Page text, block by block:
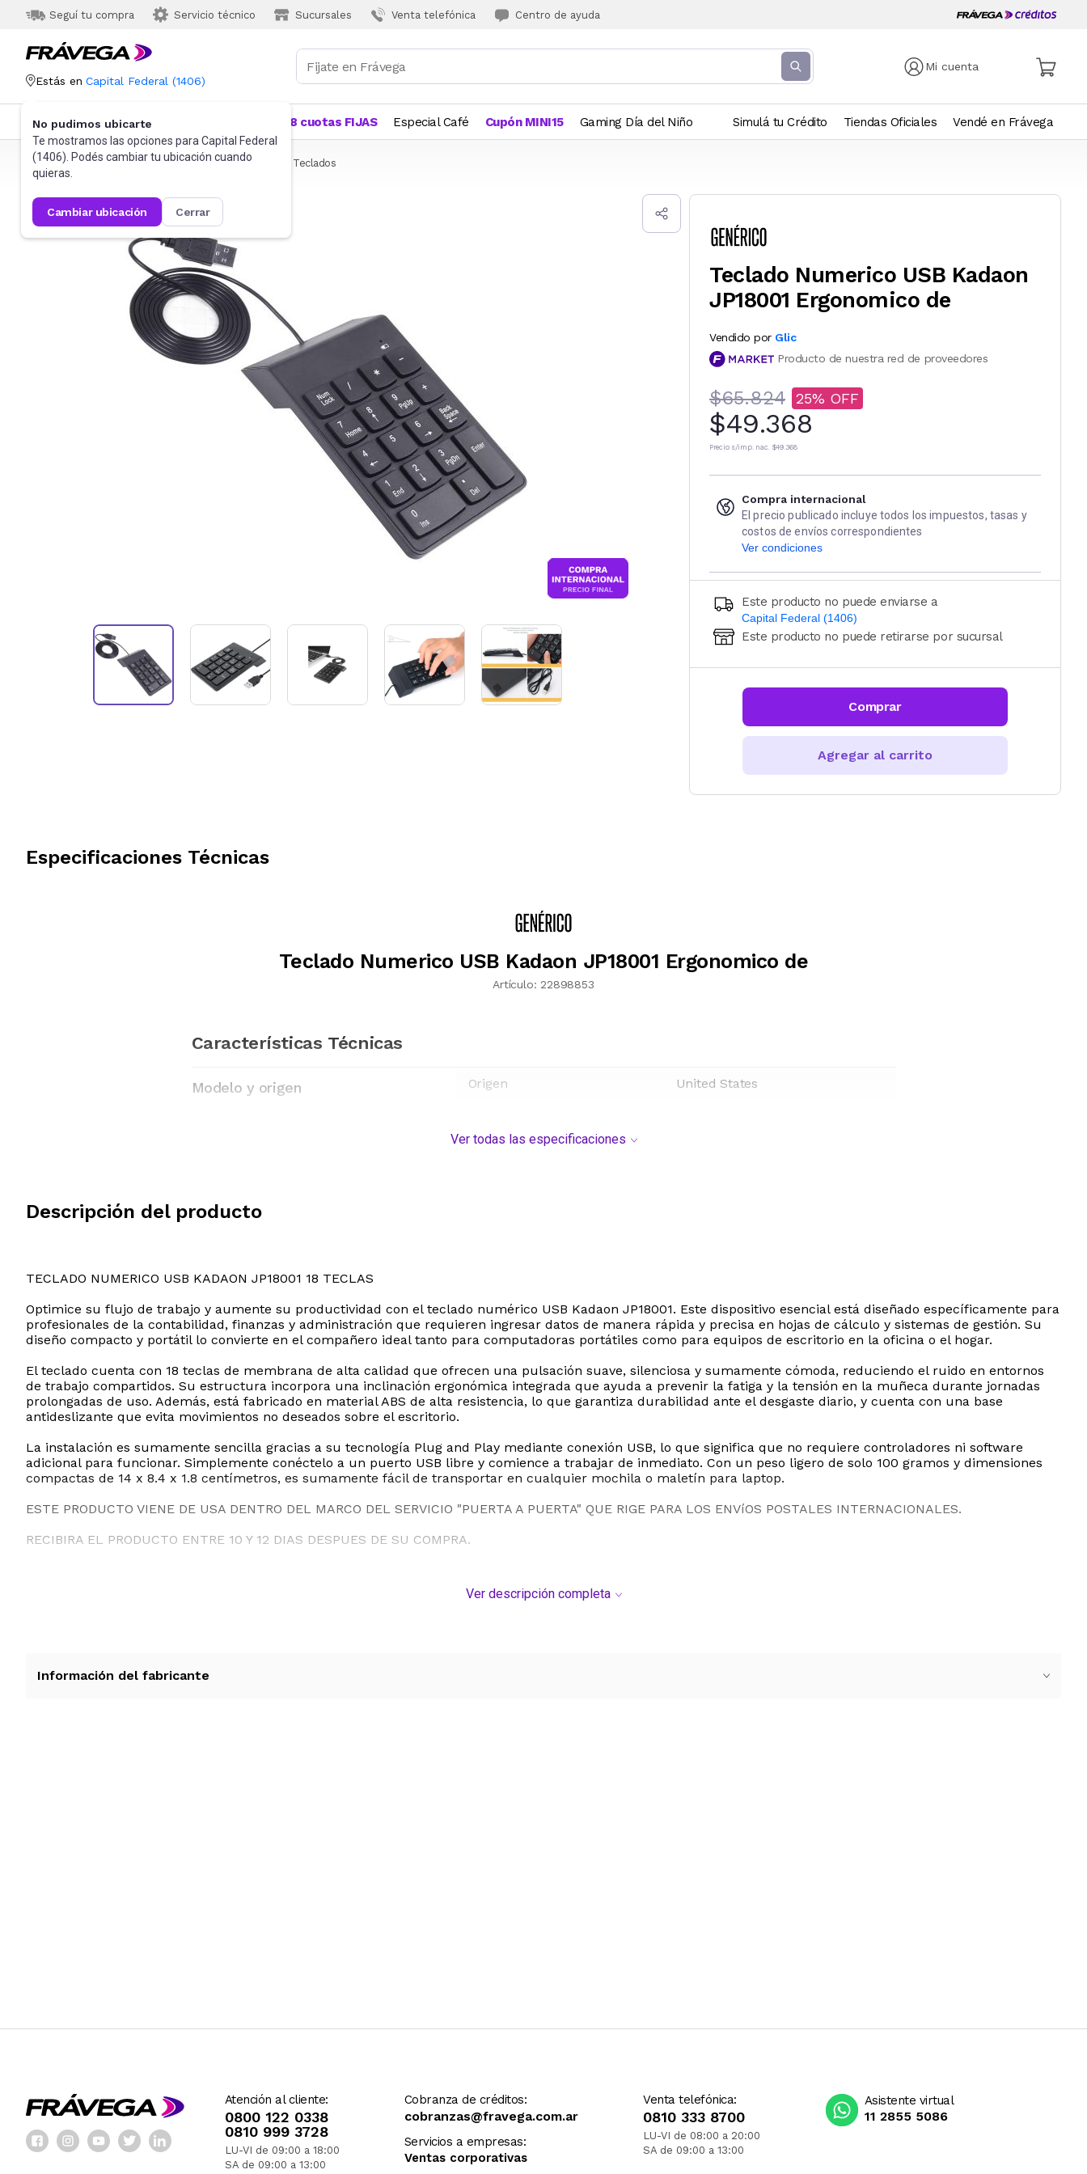
Seguí tu compra Servicio técnico Sucursales Venta telefónica Centro de ayuda
Mi cuenta
Estás en Capital Federal (1406)
No pudimos ubicarte
Te mostramos las opciones para Capital Federal
(1406). Podés cambiar tu ubicación cuando
quieras.
cambiar ubicación cerrar
Categorías Más Vendidos 18 cuotas FIJAS Especial Café Cupón MINI15 Gaming Día del Niño Simulá tu Crédito Tiendas Oficiales Vendé en Frávega
Frávega Informática Accesorios de Informática Teclados
Teclado Numerico USB Kadaon
JP18001 Ergonomico de
Vendido por Glic
Producto de nuestra red de proveedores
$65.824 25
$49.368
Precio s/imp. nac. $49.368
Compra internacional
El precio publicado incluye todos los impuestos, tasas y
costos de envíos correspondientes
Ver condiciones
Este producto no puede enviarse a
Capital Federal (1406)
Ingresá código postal (sólo números)
CALCULAR
Este producto no puede retirarse por sucursal
Comprar
Agregar al carrito
Especificaciones Técnicas
Teclado Numerico USB Kadaon JP18001 Ergonomico de
Artículo: 22898853
Características Técnicas
Modelo y origen Origen United States
Ver todas las especificaciones
Descripción del producto
TECLADO NUMERICO USB KADAON JP18001 18 TECLAS
Optimice su flujo de trabajo y aumente su productividad con el teclado numérico USB Kadaon JP18001. Este dispositivo esencial está diseñado específicamente para
profesionales de la contabilidad, finanzas y administración que requieren ingresar datos de manera rápida y precisa en hojas de cálculo y sistemas de gestión. Su
diseño compacto y portátil lo convierte en el compañero ideal tanto para computadoras portátiles como para equipos de escritorio en la oficina o el hogar.
El teclado cuenta con 18 teclas de membrana de alta calidad que ofrecen una pulsación suave, silenciosa y sumamente cómoda, reduciendo el ruido en entornos
de trabajo compartidos. Su estructura incorpora una inclinación ergonómica integrada que ayuda a prevenir la fatiga y la tensión en la muñeca durante jornadas
prolongadas de uso. Además, está fabricado en material ABS de alta resistencia, lo que garantiza durabilidad ante el desgaste diario, y cuenta con una base
antideslizante que evita movimientos no deseados sobre el escritorio.
La instalación es sumamente sencilla gracias a su tecnología Plug and Play mediante conexión USB, lo que significa que no requiere controladores ni software
adicional para funcionar. Simplemente conéctelo a un puerto USB libre y comience a trabajar de inmediato. Con un peso ligero de solo 100 gramos y dimensiones
compactas de 14 x 8.4 x 1.8 centímetros, es sumamente fácil de transportar en cualquier mochila o maletín para laptop.
ESTE PRODUCTO VIENE DE USA DENTRO DEL MARCO DEL SERVICIO "PUERTA A PUERTA" QUE RIGE PARA LOS ENVíOS POSTALES INTERNACIONALES.
RECIBIRA EL PRODUCTO ENTRE 10 Y 12 DIAS DESPUES DE SU COMPRA.
Ver descripción completa
Información del fabricante
Atención al cliente:
0800 122 0338
0810 999 3728
LU-VI de 09:00 a 18:00
SA de 09:00 a 13:00
Cobranza de créditos:
cobranzas@fravega.com.ar
Servicios a empresas:
Ventas corporativas
Venta telefónica:
0810 333 8700
LU-VI de 08:00 a 20:00
SA de 09:00 a 13:00
Asistente virtual
11 2855 5086